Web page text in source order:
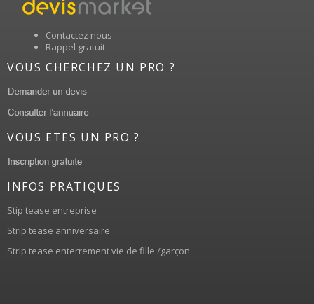
Contactez nous
Rappel gratuit
VOUS CHERCHEZ UN PRO ?
VOUS ETES UN PRO ?
INFOS PRATIQUES
Stip tease entreprise
Strip tease anniversaire
Strip tease enterrement vie de fille /garçon